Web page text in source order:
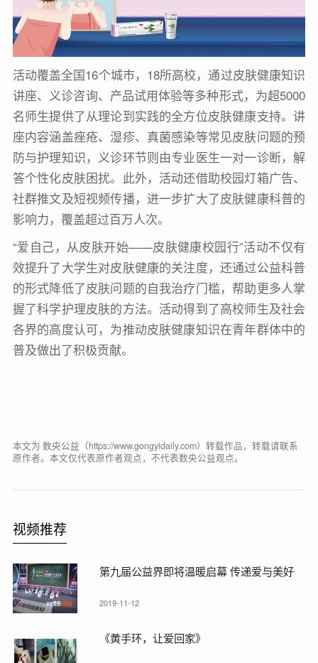
活动覆盖全国16个城市，18所高校，通过皮肤健康知识
讲座、义诊咨询、产品试用体验等多种形式，为超5000
名师生提供了从理论到实践的全方位皮肤健康支持。讲
座内容涵盖痤疮、湿疹、真菌感染等常见皮肤问题的预
防与护理知识，义诊环节则由专业医生一对一诊断，解
答个性化皮肤困扰。此外，活动还借助校园灯箱广告、
社群推文及短视频传播，进一步扩大了皮肤健康科普的
影响力，覆盖超过百万人次。
“爱自己，从皮肤开始——皮肤健康校园行”活动不仅有
效提升了大学生对皮肤健康的关注度，还通过公益科普
的形式降低了皮肤问题的自我治疗门槛，帮助更多人掌
握了科学护理皮肤的方法。活动得到了高校师生及社会
各界的高度认可，为推动皮肤健康知识在青年群体中的
普及做出了积极贡献。
本文为 数央公益（https://www.gongyidaily.com）转载作品，转载请联系
原作者。本文仅代表原作者观点，不代表数央公益观点。
视频推荐
第九届公益界即将温暖启幕 传递爱与美好
2019-11-12
《黄手环，让爱回家》